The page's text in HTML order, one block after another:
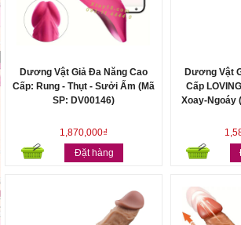
Dương Vật Giả Đa Năng Cao
Cấp: Rung - Thụt - Sưởi Ấm (Mã
SP: DV00146)
1,870,000₫
Đặt hàng
Dương Vật
Cấp
Xoay-Ngoáy